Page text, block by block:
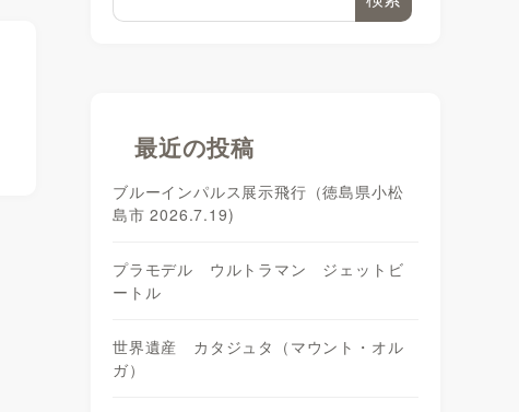
最近の投稿
ブルーインパルス展示飛行（徳島県小松
島市 2026.7.19)
プラモデル ウルトラマン ジェットビ
ートル
世界遺産 カタジュタ（マウント・オル
ガ）